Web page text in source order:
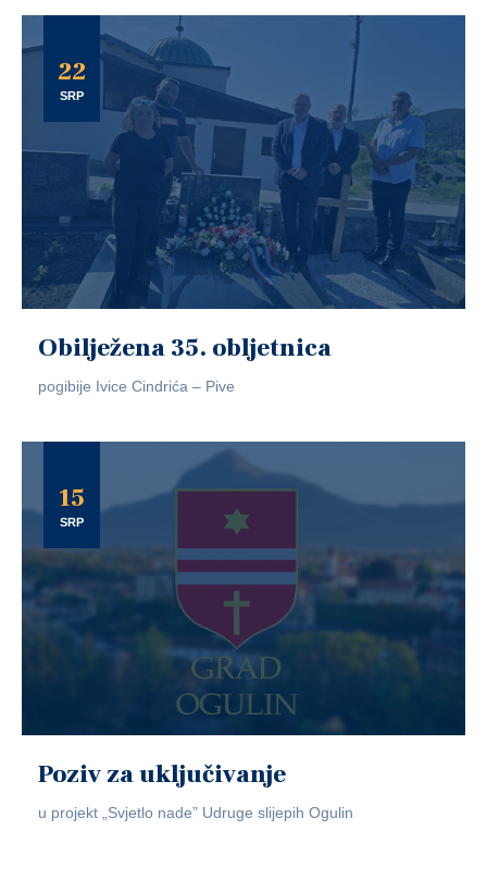
22
SRP
Obilježena 35. obljetnica
pogibije Ivice Cindrića – Pive
15
SRP
Poziv za uključivanje
u projekt „Svjetlo nade” Udruge slijepih Ogulin